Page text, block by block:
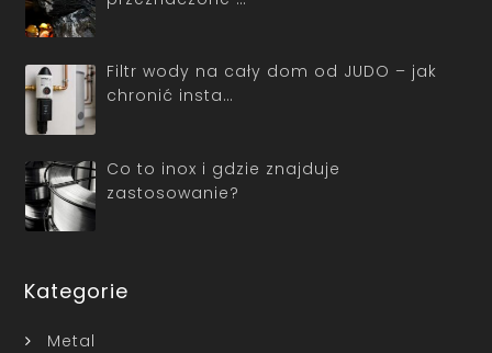
Filtr wody na cały dom od JUDO – jak
chronić insta…
Co to inox i gdzie znajduje
zastosowanie?
Kategorie
Metal